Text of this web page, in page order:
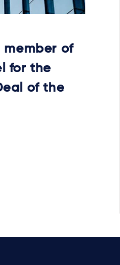
member of
for the
of the